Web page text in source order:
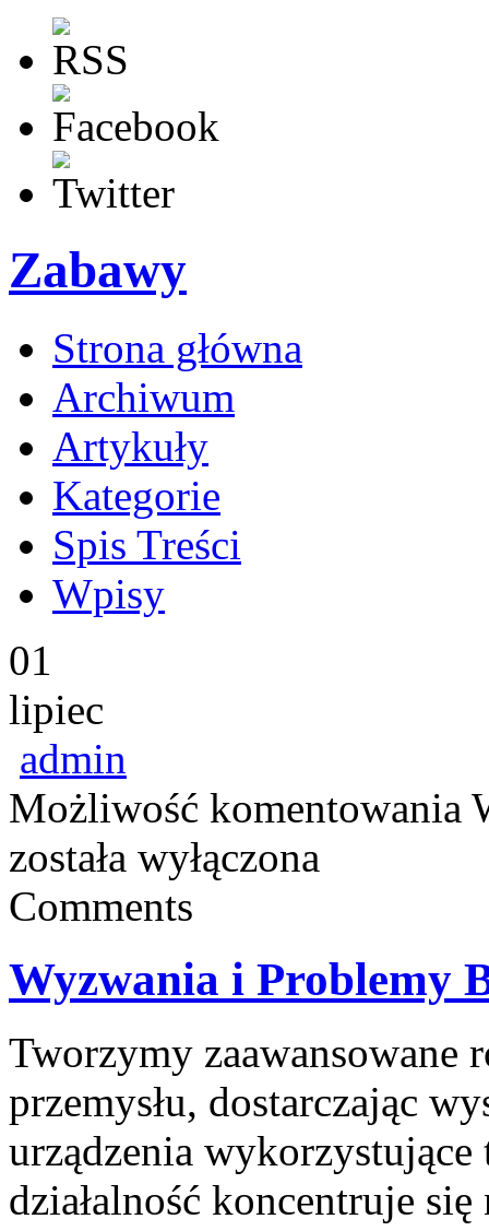
Zabawy
Strona główna
Archiwum
Artykuły
Kategorie
Spis Treści
Wpisy
01
lipiec
admin
Możliwość komentowania
została wyłączona
Comments
Wyzwania i Problemy
Tworzymy zaawansowane
przemysłu, dostarczając
urządzenia
działalność koncentruje